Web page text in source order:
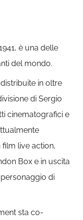
è una delle
del mondo.
in oltre
di Sergio
cinematografici e
film live action,
Box e in uscita
di
sta co-